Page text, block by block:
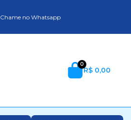
Chame no Whatsapp
0
R$ 0,00